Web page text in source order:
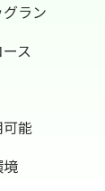
ラン
ス
能